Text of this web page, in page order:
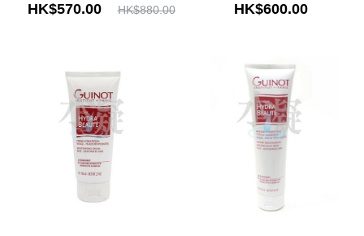
HK$570.00 HK$880.00 HK$600.00